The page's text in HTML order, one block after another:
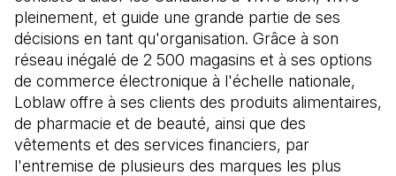
pleinement, et guide une grande partie de ses
décisions en tant qu'organisation. Grâce à son
réseau inégalé de 2 500 magasins et à ses options
de commerce électronique à l'échelle nationale,
Loblaw offre à ses clients des produits alimentaires,
de pharmacie et de beauté, ainsi que des
vêtements et des services financiers, par
l'entremise de plusieurs des marques les plus